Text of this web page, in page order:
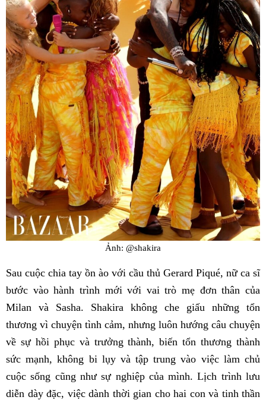
Ảnh: @shakira
Sau cuộc chia tay ồn ào với cầu thủ Gerard Piqué, nữ ca sĩ
bước vào hành trình mới với vai trò mẹ đơn thân của
Milan và Sasha. Shakira không che giấu những tổn
thương vì chuyện tình cảm, nhưng luôn hướng câu chuyện
về sự hồi phục và trưởng thành, biến tổn thương thành
sức mạnh, không bi lụy và tập trung vào việc làm chủ
cuộc sống cũng như sự nghiệp của mình. Lịch trình lưu
diễn dày đặc, việc dành thời gian cho hai con và tinh thần